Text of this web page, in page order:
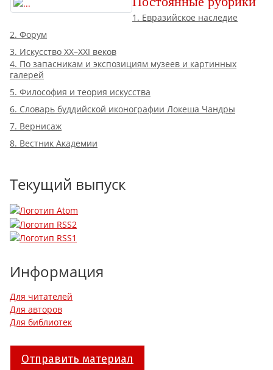
1. Евразийское наследие
2. Форум
3. Искусство XX–XXI веков
4. По запасникам и экспозициям музеев и картинных
галерей
5. Философия и теория искусства
6. Словарь буддийской иконографии Локеша Чандры
7. Вернисаж
8. Вестник Академии
Текущий выпуск
Информация
Для читателей
Для авторов
Для библиотек
Отправить материал